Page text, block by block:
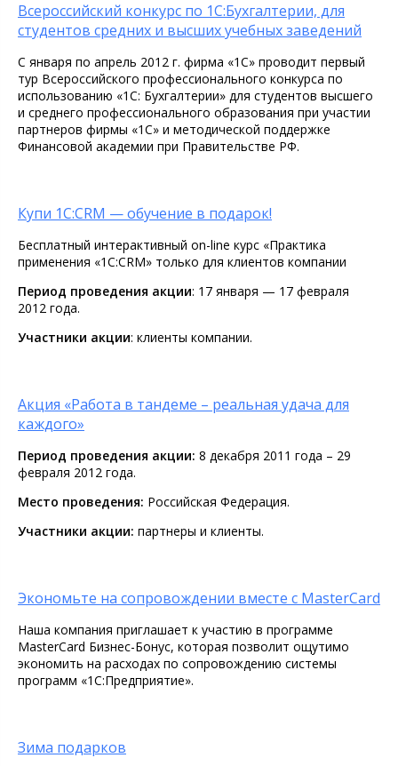
Всероссийский конкурс по 1С:Бухгалтерии, для
студентов средних и высших учебных заведений
С января по апрель 2012 г. фирма «1С» проводит первый
тур Всероссийского профессионального конкурса по
использованию «1С: Бухгалтерии» для студентов высшего
и среднего профессионального образования при участии
партнеров фирмы «1С» и методической поддержке
Финансовой академии при Правительстве РФ.
Купи 1С:CRM — обучение в подарок!
Бесплатный интерактивный on-line курс «Практика
применения «1С:CRM» только для клиентов компании
Период проведения акции: 17 января — 17 февраля
2012 года.
Участники акции: клиенты компании.
Акция «Работа в тандеме – реальная удача для
каждого»
Период проведения акции: 8 декабря 2011 года – 29
февраля 2012 года.
Место проведения: Российская Федерация.
Участники акции: партнеры и клиенты.
Экономьте на сопровождении вместе с MasterCard
Наша компания приглашает к участию в программе
MasterCard Бизнес-Бонус, которая позволит ощутимо
экономить на расходах по сопровождению системы
программ «1С:Предприятие».
Зима подарков